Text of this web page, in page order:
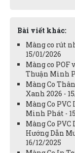
Bài viết khác:
Màng co rút
15/01/2026
Màng co POF
Thuận Minh
Màng Co
Xanh 2026 -
Màng Co
Minh Phát -
Màng Co
Hướng Dẫn
16/12/2025